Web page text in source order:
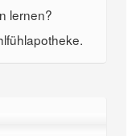
lernen?